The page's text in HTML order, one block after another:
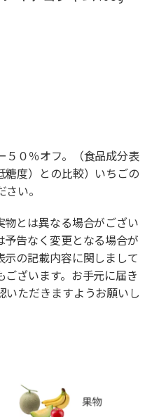
５０％オフ。（食品成分表
糖度）との比較）いちごの
い。
とは異なる場合がござい
告なく変更となる場合が
示の記載内容に関しまして
ございます。お手元に届き
いただきますようお願いし